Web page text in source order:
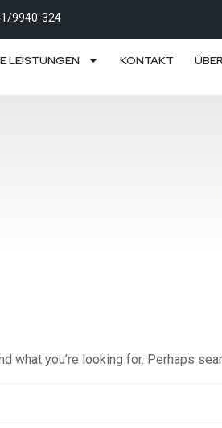
9940-324
LEISTUNGEN KONTAKT
what you’re looking for. Perhaps